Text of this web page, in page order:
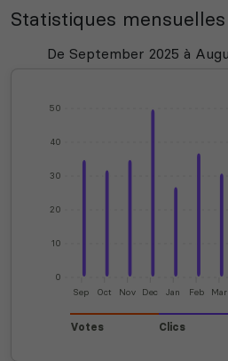
Statistiques mensuelles
0
10
20
30
40
50
Sep Oct Nov Dec Jan Feb Mar
Votes Clics